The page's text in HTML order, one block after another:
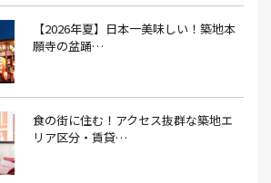
いわし(1） ウェットティッシュ(1）
ぎ屋(2）
(4） エコバッグ(1）
） エコバッグ 折りたたみ(1）
おかゆ(1）
【2026年夏】日本一美味しい！築地本
願寺の盆踊…
食の街に住む！アクセス抜群な築地エ
リア区分・賃貸…